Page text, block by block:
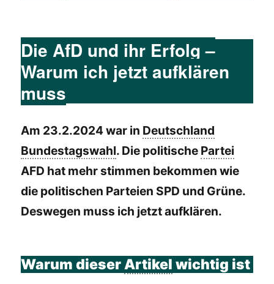
Die AfD und ihr Erfolg –
Warum ich jetzt aufklären
muss
Am 23.2.2024 war in Deutschland
Bundestagswahl. Die politische Partei
AFD hat mehr stimmen bekommen wie
die politischen Parteien SPD und Grüne.
Deswegen muss ich jetzt aufklären.
Warum dieser Artikel wichtig ist